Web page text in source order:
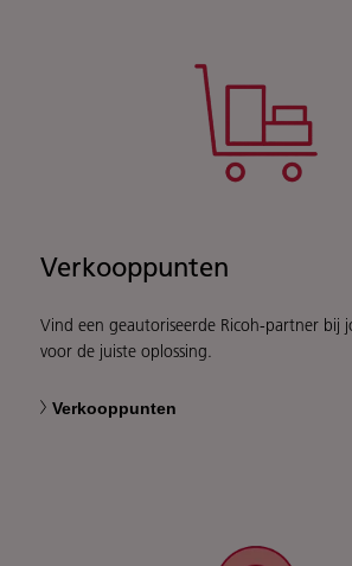
Verkooppunten
Vind een geautoriseerde Ricoh-partner bij
voor de juiste oplossing.
Verkooppunten